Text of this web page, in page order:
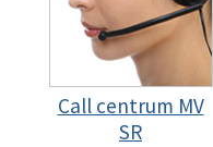
Call centrum MV
SR